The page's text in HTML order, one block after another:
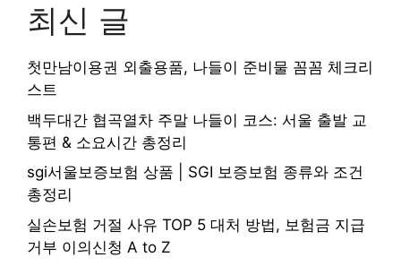
최신 글
첫만남이용권 외출용품, 나들이 준비물 꼼꼼 체크리
스트
백두대간 협곡열차 주말 나들이 코스: 서울 출발 교
통편 & 소요시간 총정리
sgi서울보증보험 상품 | SGI 보증보험 종류와 조건
총정리
실손보험 거절 사유 TOP 5 대처 방법, 보험금 지급
거부 이의신청 A to Z